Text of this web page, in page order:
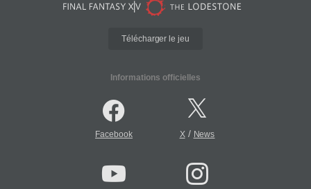
Télécharger le jeu
Informations officielles
Facebook X/ News